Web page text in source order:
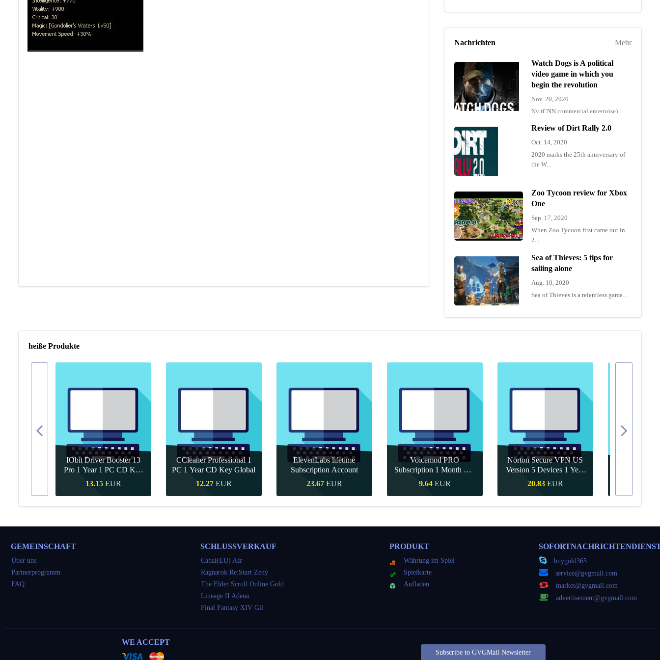
Mehr
Nachrichten
Watch Dogs is A political
video game in which you
begin the revolution
Nov. 20, 2020
Ny (CNN commercial enterprise)
Review of Dirt Rally 2.0
Oct. 14, 2020
2020 marks the 25th anniversary of
the W...
Zoo Tycoon review for Xbox
One
Sep. 17, 2020
When Zoo Tycoon first came out in
2...
Sea of Thieves: 5 tips for
sailing alone
Aug. 10, 2020
Sea of Thieves is a relentless game...
heiße Produkte
IObit Driver Booster 13
Pro 1 Year 1 PC CD Key
Global
13.15 EUR
Schnellkauf
CCleaner Professional 1
PC 1 Year CD Key Global
12.27 EUR
Schnellkauf
ElevenLabs lifetime
Subscription Account
23.67 EUR
Schnellkauf
Voicemod PRO
Subscription 1 Month CD
Key Global
9.64 EUR
Schnellkauf
Norton Secure VPN US
Version 5 Devices 1 Year
CD Key
20.83 EUR
Schnellkauf
GEMEINSCHAFT
Über uns
Partnerprogramm
FAQ
SCHLUSSVERKAUF
Cabal(EU) Alz
Ragnarok Re:Start Zeny
The Elder Scroll Online Gold
Lineage II Adena
Final Fantasy XIV Gil
PRODUKT
Währung im Spiel
Spielkarte
Aufladen
buygold365
service@gvgmall.com
market@gvgmall.com
advertisement@gvgmall.com
WE ACCEPT
Subscribe to GVGMall Newsletter